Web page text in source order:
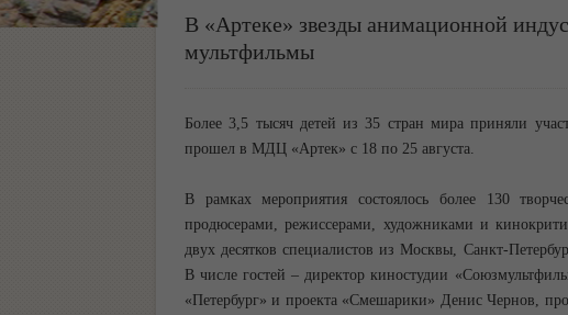
В «Артеке» звезды анимационной
мультфильмы
Более 3,5 тысяч детей из 35 стран мира приняли
прошел в МДЦ «Артек» с 18 по 25 августа.
В рамках мероприятия состоялось более 130
продюсерами, режиссерами, художниками и
двух десятков специалистов из Москвы, Санкт-
В числе гостей – директор киностудии
«Петербург» и проекта «Смешарики» Денис Чернов,